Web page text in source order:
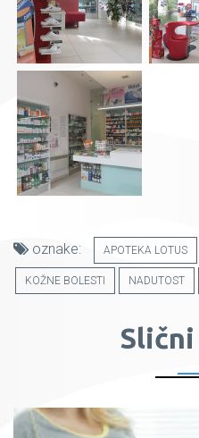
oznake: APOTEKA LOTUS
KOŽNE BOLESTI NADUTOST